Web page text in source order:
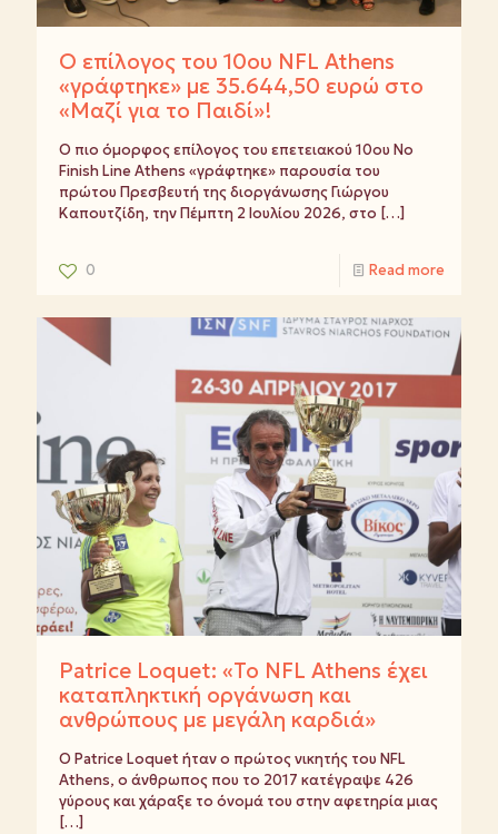
Ο επίλογος του 10ου NFL Athens
«γράφτηκε» με 35.644,50 ευρώ στο
«Μαζί για το Παιδί»!
Ο πιο όμορφος επίλογος του επετειακού 10ου No
Finish Line Athens «γράφτηκε» παρουσία του
πρώτου Πρεσβευτή της διοργάνωσης Γιώργου
Καπουτζίδη, την Πέμπτη 2 Ιουλίου 2026, στο […]
0 Read more
Patrice Loquet: «Το NFL Athens έχει
καταπληκτική οργάνωση και
ανθρώπους με μεγάλη καρδιά»
Ο Patrice Loquet ήταν ο πρώτος νικητής του NFL
Athens, ο άνθρωπος που το 2017 κατέγραψε 426
γύρους και χάραξε το όνομά του στην αφετηρία μιας
[…]